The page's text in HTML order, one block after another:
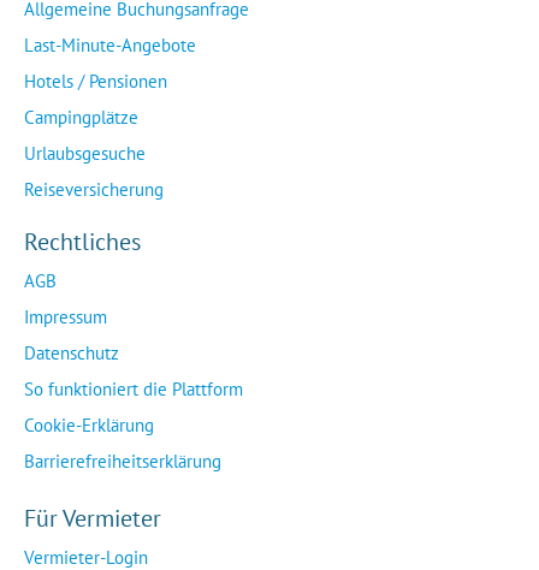
Allgemeine Buchungsanfrage
Last-Minute-Angebote
Hotels / Pensionen
Campingplätze
Urlaubsgesuche
Reiseversicherung
Rechtliches
AGB
Impressum
Datenschutz
So funktioniert die Plattform
Cookie-Erklärung
Barrierefreiheitserklärung
Für Vermieter
Vermieter-Login